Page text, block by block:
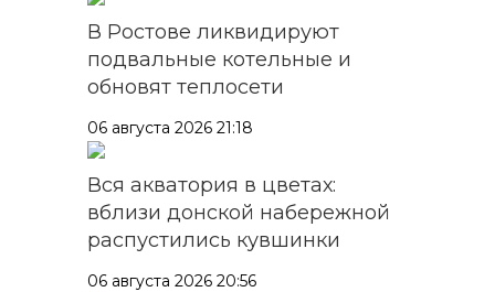
В Ростове ликвидируют
подвальные котельные и
обновят теплосети
06 августа 2026 21:18
Вся акватория в цветах:
вблизи донской набережной
распустились кувшинки
06 августа 2026 20:56